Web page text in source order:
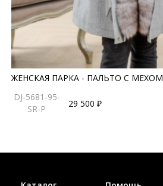
ЖЕНСКАЯ ПАРКА - ПАЛЬТО С МЕХОМ
DJ-5681-95-
SR-P
29 500 ₽